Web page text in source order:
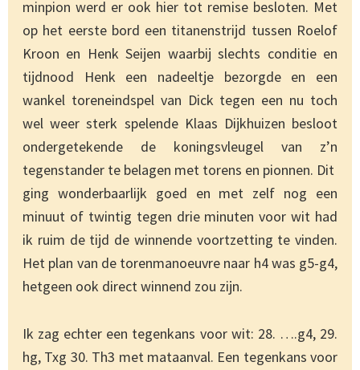
minpion werd er ook hier tot remise besloten. Met
op het eerste bord een titanenstrijd tussen Roelof
Kroon en Henk Seijen waarbij slechts conditie en
tijdnood Henk een nadeeltje bezorgde en een
wankel toreneindspel van Dick tegen een nu toch
wel weer sterk spelende Klaas Dijkhuizen besloot
ondergetekende de koningsvleugel van z’n
tegenstander te belagen met torens en pionnen. Dit
ging wonderbaarlijk goed en met zelf nog een
minuut of twintig tegen drie minuten voor wit had
ik ruim de tijd de winnende voortzetting te vinden.
Het plan van de torenmanoeuvre naar h4 was g5-g4,
hetgeen ook direct winnend zou zijn.
Ik zag echter een tegenkans voor wit: 28. ….g4, 29.
hg, Txg 30. Th3 met mataanval. Een tegenkans voor